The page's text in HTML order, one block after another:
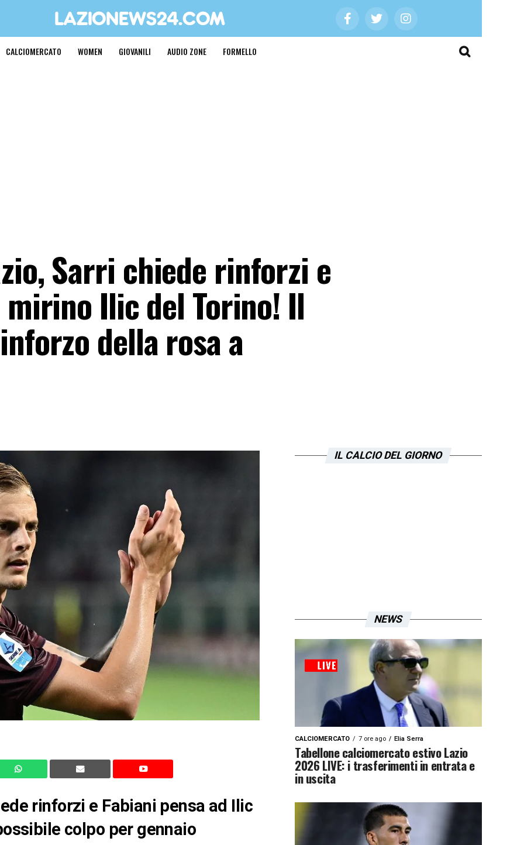
CALCIOMERCATO WOMEN GIOVANILI AUDIO ZONE FORMELLO
Sarri chiede rinforzi e
Ilic del Torino! Il
della rosa a
rinforzi e Fabiani pensa ad Ilic
colpo per gennaio
IL CALCIO DEL GIORNO
NEWS
CALCIOMERCATO 7 ore ago Elia Serra
Tabellone calciomercato estivo Lazio
2026 LIVE: i trasferimenti in entrata e
in uscita